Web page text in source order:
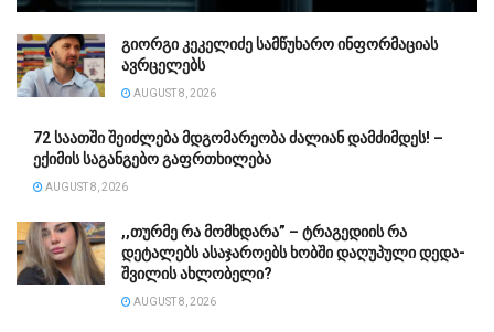
გიორგი კეკელიძე სამწუხარო ინფორმაციას
ავრცელებს
AUGUST 8, 2026
72 საათში შეიძლება მდგომარეობა ძალიან დამძიმდეს! –
ექიმის საგანგებო გაფრთხილება
AUGUST 8, 2026
,,თურმე რა მომხდარა” – ტრაგედიის რა
დეტალებს ასაჯაროებს ხობში დაღუპული დედა-
შვილის ახლობელი?
AUGUST 8, 2026